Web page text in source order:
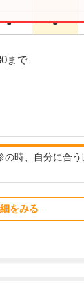
● ●
まで
時、自分に合
をみる